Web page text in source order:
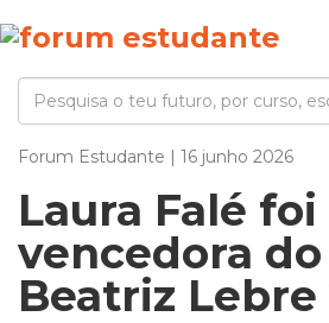
Forum Estudante | 16 junho 2026
Laura Falé foi
vencedora
Beatriz Lebre